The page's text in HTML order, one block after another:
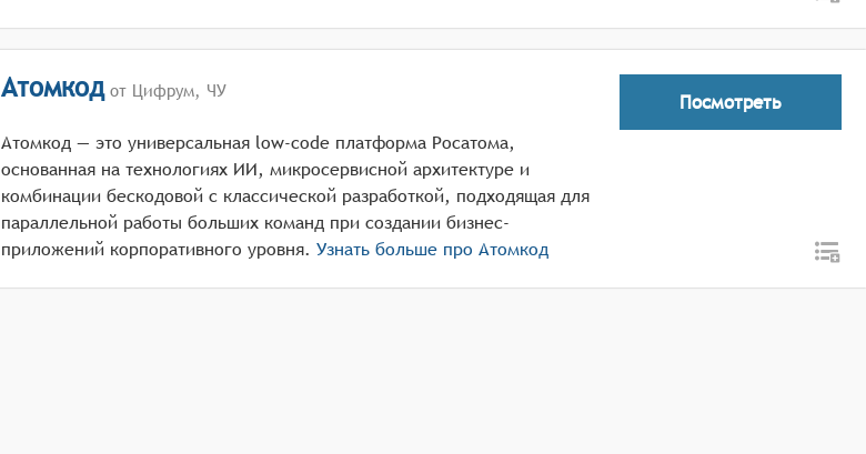
Атомкодот Цифрум, ЧУ
Атомкод — это универсальная low-code платформа Росатома,
основанная на технологиях ИИ, микросервисной архитектуре и
комбинации бескодовой с классической разработкой, подходящая для
параллельной работы больших команд при создании бизнес-
приложений корпоративного уровня. Узнать больше про Атомкод
Посмотреть